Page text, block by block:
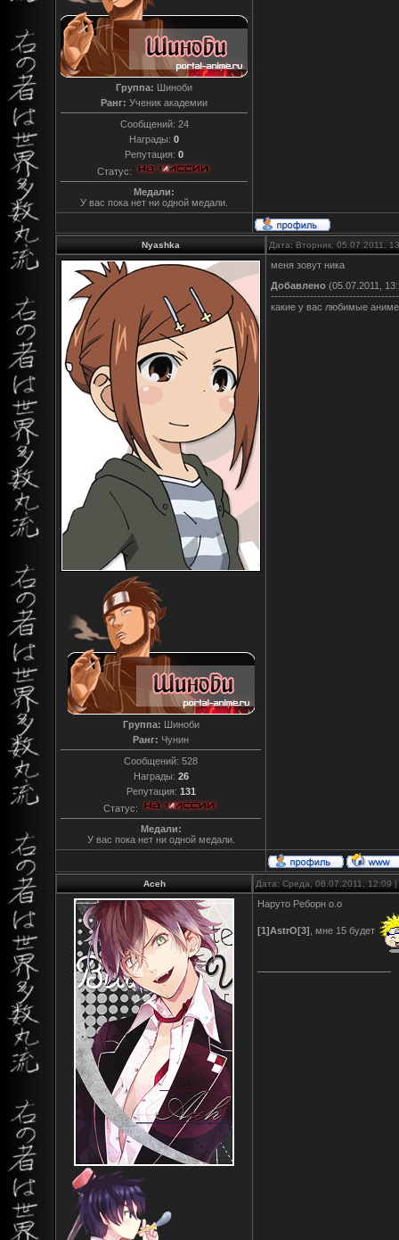
Группа: Шиноби
Ранг: Ученик академии
Сообщений: 24
Награды: 0
Репутация: 0
Статус:
Медали:
У вас пока нет ни одной медали.
Nyashka Дата: Вторник, 05.07.2011,
Группа: Шиноби
Ранг: Чунин
Сообщений: 528
Награды: 26
Репутация: 131
Статус:
Медали:
У вас пока нет ни одной медали.
меня зовут ника
Добавлено (05.07.2011,
какие у вас любимые аниме
Aceh Дата: Среда, 06.07.2011, 12:09
Наруто Реборн о.о
[1]AstrO[3] , мне 15 будет